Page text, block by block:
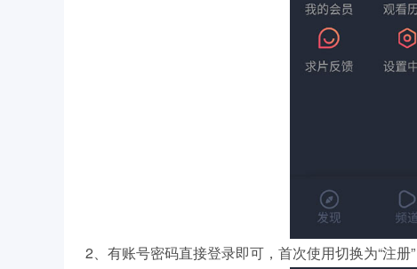
2、有账号密码直接登录即可，首次使用切换为“注